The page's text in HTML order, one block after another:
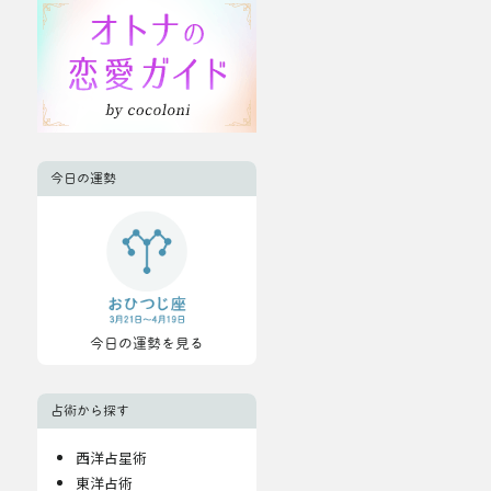
今日の運勢
今日の運勢を見る
占術から探す
西洋占星術
東洋占術